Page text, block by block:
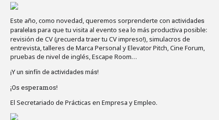
Este año, como novedad, queremos sorprenderte con actividades
paralelas para que tu visita al evento sea lo más productiva posible:
revisión de CV (¡recuerda traer tu CV impreso!), simulacros de
entrevista, talleres de Marca Personal y Elevator Pitch, Cine Forum,
pruebas de nivel de inglés, Escape Room…
¡Y un sinfín de actividades más!
¡Os esperamos!
El Secretariado de Prácticas en Empresa y Empleo.